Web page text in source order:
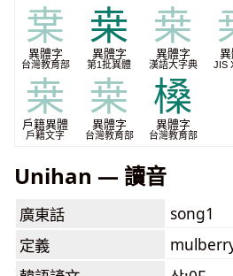
枽
異體字
台灣教育部
桒
異體字
第1批異體
桒
異體字
漢語大字典
異
JIS
桒
戶籍異體
戶籍文字
桒
異體字
台灣教育部
槡
異體字
台灣教育部
Unihan — 讀音
廣東話
song1
定義